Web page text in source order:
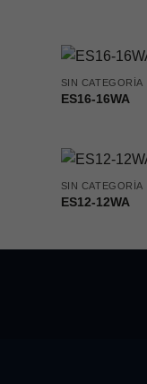
SIN CATEGORÍA
ES16-16WA
SIN CATEGORÍA
ES12-12WA